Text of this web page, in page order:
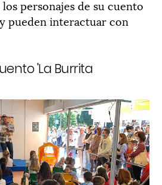
personajes de su cuento
pueden interactuar con
'La Burrita